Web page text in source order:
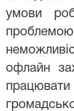
умови
офлайн